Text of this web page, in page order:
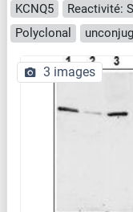
KCNQ5 Reactivité:
Polyclonal
3 images